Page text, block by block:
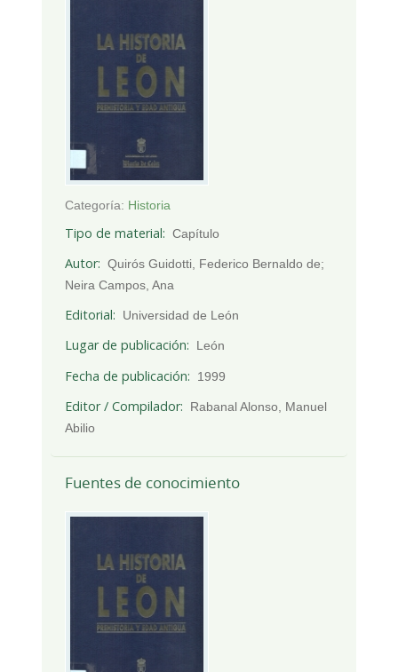
Categoría: Historia
Tipo de material Capítulo
Autor
Quirós Guidotti, Federico Bernaldo de;
Neira Campos, Ana
Editorial Universidad de León
Lugar de publicación León
Fecha de publicación 1999
Editor / Compilador
Rabanal Alonso, Manuel
Abilio
Fuentes de conocimiento